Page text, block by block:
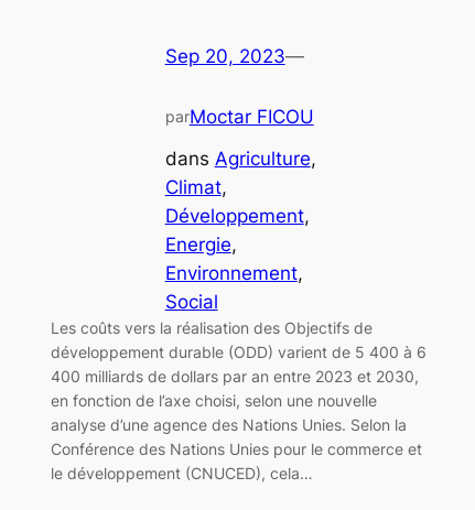
Sep 20, 2023—
parMoctar FICOU
dans Agriculture
Climat
Développement
Energie
Environnement
Social
Les coûts vers la réalisation des Objectifs de
développement durable (ODD) varient de 5 400 à 6
400 milliards de dollars par an entre 2023 et 2030,
en fonction de l’axe choisi, selon une nouvelle
analyse d’une agence des Nations Unies. Selon la
Conférence des Nations Unies pour le commerce et
le développement (CNUCED), cela…